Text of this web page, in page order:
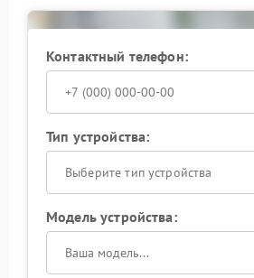
где специалисты имеют опыт
задачами и используют
комплектующие.
стабильность и безопасность
первых признаках
решением и сохранить
Контактный телефон:
Тип устройства:
Выберите тип устройства
Модель устройства: